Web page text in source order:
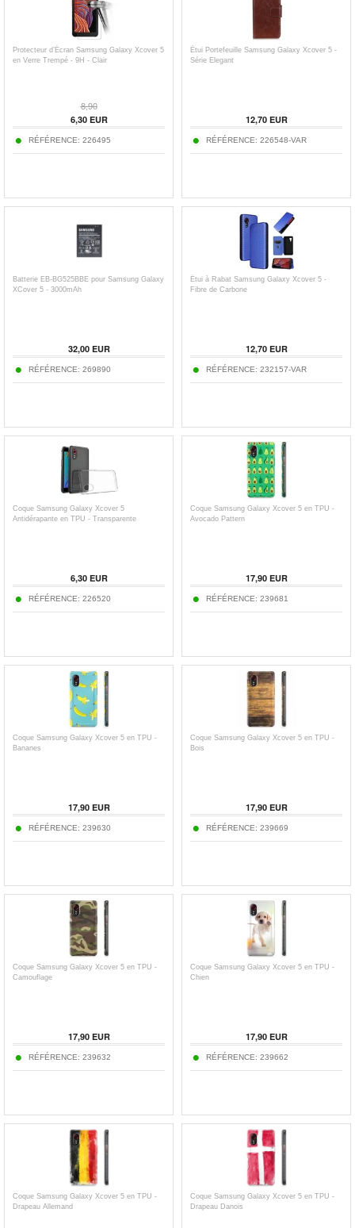
Protecteur d’Écran Samsung Galaxy Xcover 5
en Verre Trempé - 9H - Clair
8,90
6,30EUR
RÉFÉRENCE: 226495
Étui Portefeuille Samsung Galaxy Xcover 5 -
Série Elegant
12,70EUR
RÉFÉRENCE: 226548-VAR
Batterie EB-BG525BBE pour Samsung Galaxy
XCover 5 - 3000mAh
32,00EUR
RÉFÉRENCE: 269890
Étui à Rabat Samsung Galaxy Xcover 5 -
Fibre de Carbone
12,70EUR
RÉFÉRENCE: 232157-VAR
Coque Samsung Galaxy Xcover 5
Antidérapante en TPU - Transparente
6,30EUR
RÉFÉRENCE: 226520
Coque Samsung Galaxy Xcover 5 en TPU -
Avocado Pattern
17,90EUR
RÉFÉRENCE: 239681
Coque Samsung Galaxy Xcover 5 en TPU -
Bananes
17,90EUR
RÉFÉRENCE: 239630
Coque Samsung Galaxy Xcover 5 en TPU -
Bois
17,90EUR
RÉFÉRENCE: 239669
Coque Samsung Galaxy Xcover 5 en TPU -
Camouflage
17,90EUR
RÉFÉRENCE: 239632
Coque Samsung Galaxy Xcover 5 en TPU -
Chien
17,90EUR
RÉFÉRENCE: 239662
Coque Samsung Galaxy Xcover 5 en TPU -
Drapeau Allemand
Coque Samsung Galaxy Xcover 5 en TPU -
Drapeau Danois